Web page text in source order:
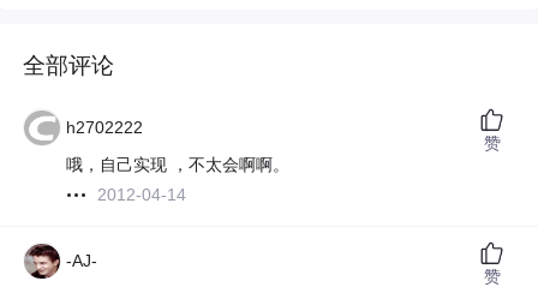
全部评论
h2702222
哦，自己实现 ，不太会啊啊。
2012-04-14
赞
-AJ-
赞